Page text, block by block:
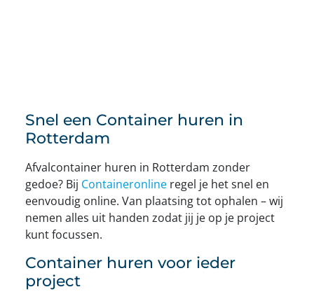
Snel een Container huren in
Rotterdam
Afvalcontainer huren in Rotterdam zonder
gedoe? Bij Containeronline regel je het snel en
eenvoudig online. Van plaatsing tot ophalen – wij
nemen alles uit handen zodat jij je op je project
kunt focussen.
Container huren voor ieder
project